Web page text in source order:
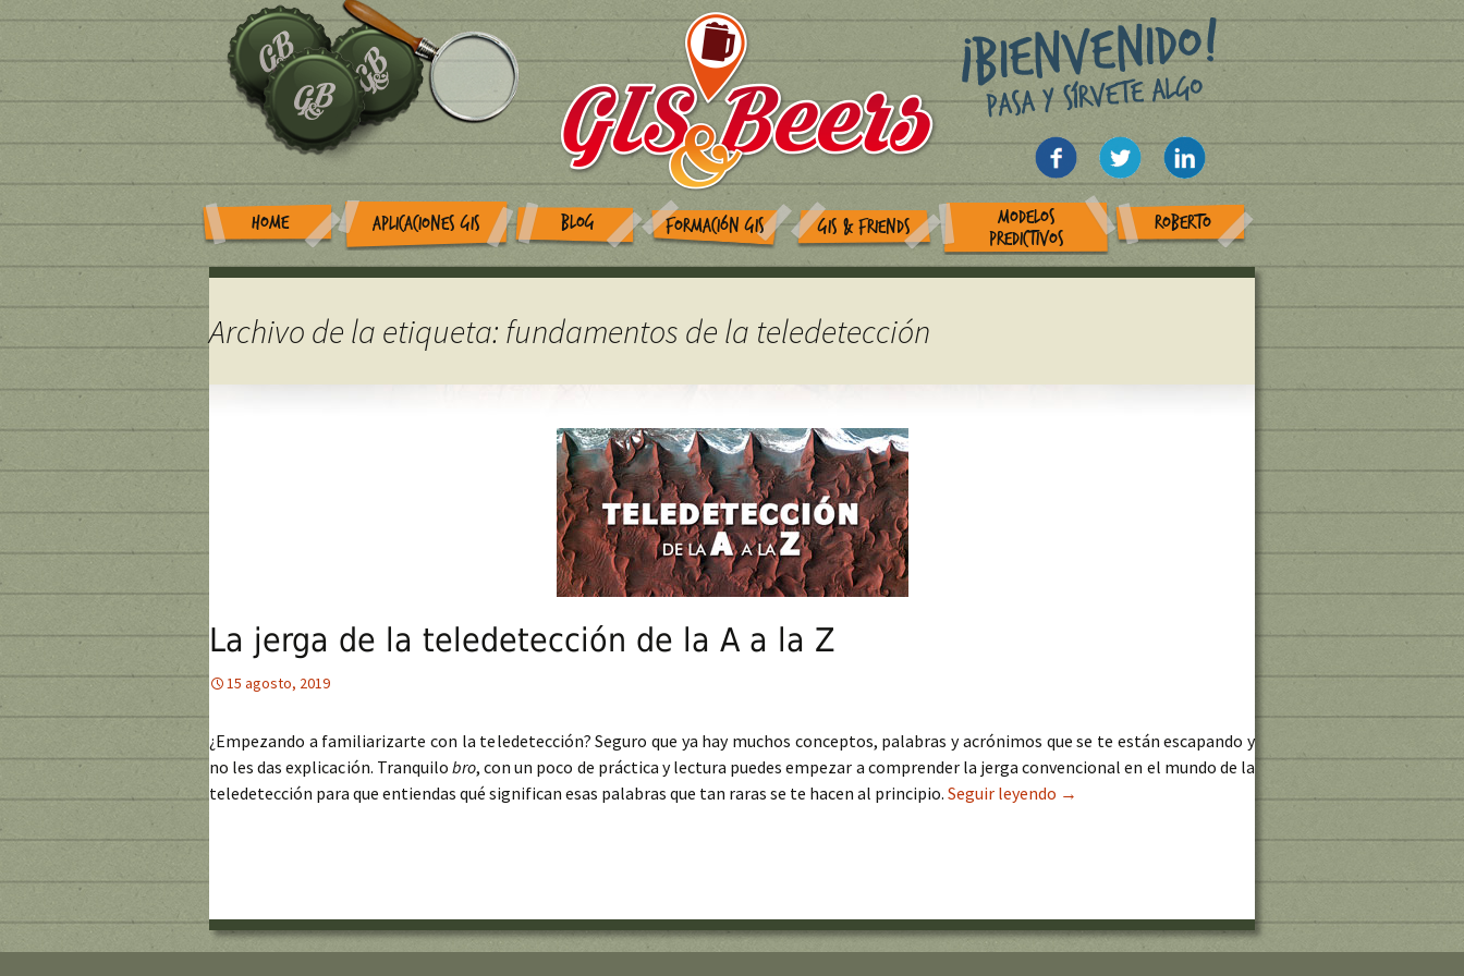
HOME APLICACIONES GIS BLOG FORMACIÓN GIS GIS & FRIENDS
MODELOS
PREDICTIVOS
ROBERTO
Archivo de la etiqueta: fundamentos de la teledetección
La jerga de la teledetección de la A a la Z
15 agosto, 2019
¿Empezando a familiarizarte con la teledetección? Seguro que ya hay muchos conceptos, palabras y acrónimos que se te están escapando y
no les das explicación. Tranquilo bro, con un poco de práctica y lectura puedes empezar a comprender la jerga convencional en el mundo de la
teledetección para que entiendas qué significan esas palabras que tan raras se te hacen al principio. Seguir leyendo La jerga de la teledetección de la A a la Z
→